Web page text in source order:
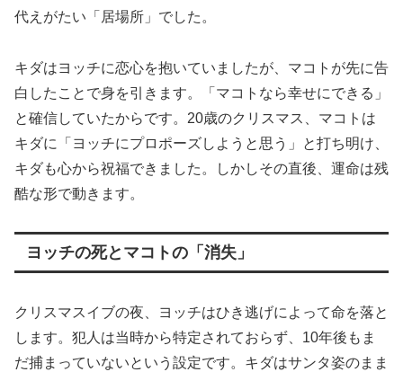
代えがたい「居場所」でした。
キダはヨッチに恋心を抱いていましたが、マコトが先に告
白したことで身を引きます。「マコトなら幸せにできる」
と確信していたからです。20歳のクリスマス、マコトは
キダに「ヨッチにプロポーズしようと思う」と打ち明け、
キダも心から祝福できました。しかしその直後、運命は残
酷な形で動きます。
ヨッチの死とマコトの「消失」
クリスマスイブの夜、ヨッチはひき逃げによって命を落と
します。犯人は当時から特定されておらず、10年後もま
だ捕まっていないという設定です。キダはサンタ姿のまま